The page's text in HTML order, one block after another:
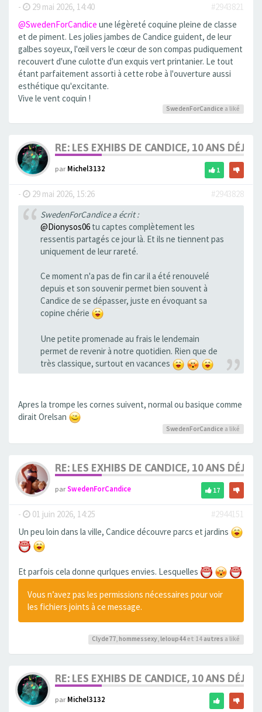
- 29 mai 2026, 14:40
#2943821
@SwedenForCandice une légèreté coquine pleine de classe
et de piment. Les jolies jambes de Candice guident, de leur
galbes soyeux, l'œil vers le cœur de son compas pudiquement
recouvert d'une culotte d'un exquis vert printanier. Le tout
étant parfaitement assorti à cette robe à l'ouverture aussi
esthétique qu'excitante.
Vive le vent coquin !
SwedenForCandice a liké
RE: LES EXHIBS DE CANDICE, 10 ANS DÉJÀ,
parMichel3132 1
- 29 mai 2026, 15:26
#2943828
SwedenForCandice a écrit :
@Dionysos06tu captes complètement les
ressentis partagés ce jour là. Et ils ne tiennent pas
uniquement de leur rareté.
Ce moment n'a pas de fin car il a été renouvelé
depuis et son souvenir permet bien souvent à
Candice de se dépasser, juste en évoquant sa
copine chérie
Une petite promenade au frais le lendemain
permet de revenir à notre quotidien. Rien que de
très classique, surtout en vacances
Apres la trompe les cornes suivent, normal ou basique comme
dirait Orelsan
SwedenForCandice a liké
RE: LES EXHIBS DE CANDICE, 10 ANS DÉJÀ,
parSwedenForCandice 17
- 01 juin 2026, 14:25
#2944151
Un peu loin dans la ville, Candice découvre parcs et jardins
Et parfois cela donne qurlques envies. Lesquelles
Vous n’avez pas les permissions nécessaires pour voir
les fichiers joints à ce message.
Clyde77, hommessexy, leloup44et 14 autres a liké
RE: LES EXHIBS DE CANDICE, 10 ANS DÉJÀ,
parMichel3132